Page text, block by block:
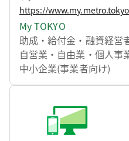
My TOKYO
助成・給付金・融資経営
自営業・自由業・個人事
中小企業(事業者向け)